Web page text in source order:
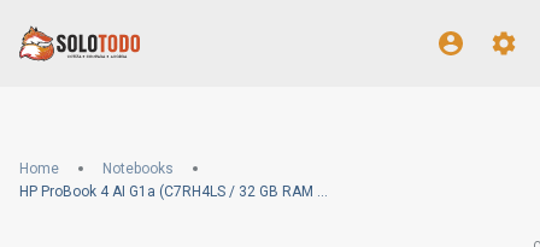
Home
Notebooks
HP ProBook 4 AI G1a (C7RH4LS / 32 GB RAM / SSD 1 TB)